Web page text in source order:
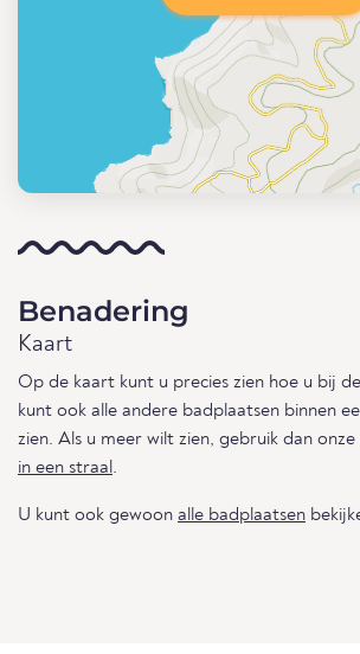
Benadering
Kaart
Op de kaart kunt u precies zien hoe u bij
kunt ook alle andere badplaatsen binnen
zien. Als u meer wilt zien, gebruik dan onze
in een straal.
U kunt ook gewoon alle badplaatsen